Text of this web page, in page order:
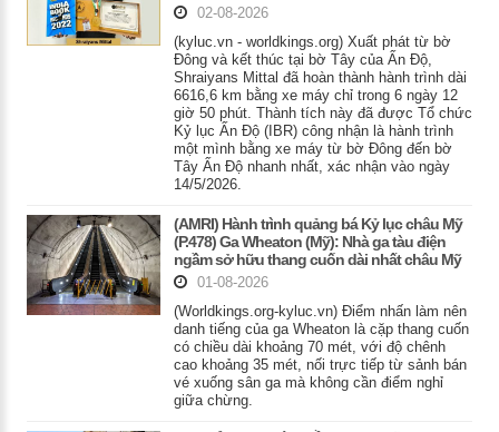
02-08-2026
(kyluc.vn - worldkings.org) Xuất phát từ bờ
Đông và kết thúc tại bờ Tây của Ấn Độ,
Shraiyans Mittal đã hoàn thành hành trình dài
6616,6 km bằng xe máy chỉ trong 6 ngày 12
giờ 50 phút. Thành tích này đã được Tổ chức
Kỷ lục Ấn Độ (IBR) công nhận là hành trình
một mình bằng xe máy từ bờ Đông đến bờ
Tây Ấn Độ nhanh nhất, xác nhận vào ngày
14/5/2026.
(AMRI) Hành trình quảng bá Kỷ lục châu Mỹ
(P.478) Ga Wheaton (Mỹ): Nhà ga tàu điện
ngầm sở hữu thang cuốn dài nhất châu Mỹ
01-08-2026
(Worldkings.org-kyluc.vn) Điểm nhấn làm nên
danh tiếng của ga Wheaton là cặp thang cuốn
có chiều dài khoảng 70 mét, với độ chênh
cao khoảng 35 mét, nối trực tiếp từ sảnh bán
vé xuống sân ga mà không cần điểm nghỉ
giữa chừng.